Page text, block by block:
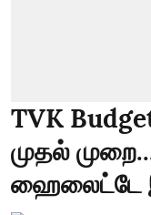
TVK
முதல்
ஹைலைட்டே